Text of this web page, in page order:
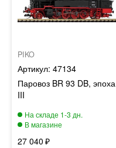
PIKO
47134
Паровоз BR 93 DB, эпоха
III
27 040